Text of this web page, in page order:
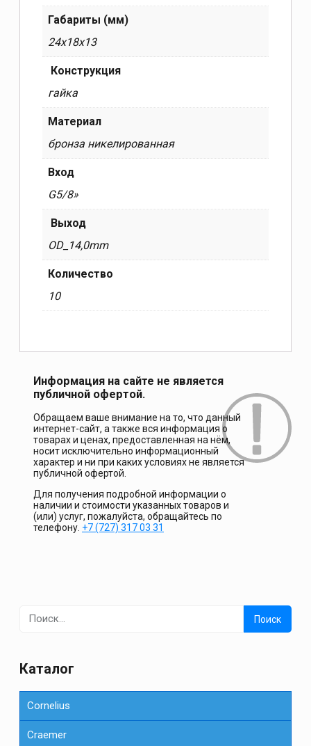
Габариты (мм)
24x18x13
Конструкция
гайка
Материал
бронза никелированная
Вход
G5/8»
Выход
OD_14,0mm
Количество
10
Информация на сайте не является
публичной офертой.
Обращаем ваше внимание на то, что данный
интернет-сайт, а также вся информация о
товарах и ценах, предоставленная на нём,
носит исключительно информационный
характер и ни при каких условиях не является
публичной офертой.
Для получения подробной информации о
наличии и стоимости указанных товаров и
(или) услуг, пожалуйста, обращайтесь по
телефону. +7 (727) 317 03 31
Найти:
Каталог
Cornelius
Сraemer